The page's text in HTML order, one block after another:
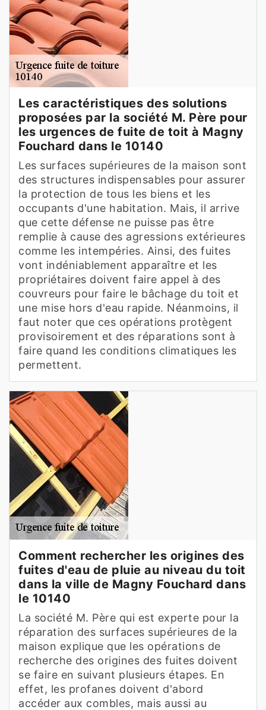
Les caractéristiques des solutions
proposées par la société M. Père pour
les urgences de fuite de toit à Magny
Fouchard dans le 10140
Les surfaces supérieures de la maison sont
des structures indispensables pour assurer
la protection de tous les biens et les
occupants d'une habitation. Mais, il arrive
que cette défense ne puisse pas être
remplie à cause des agressions extérieures
comme les intempéries. Ainsi, des fuites
vont indéniablement apparaître et les
propriétaires doivent faire appel à des
couvreurs pour faire le bâchage du toit et
une mise hors d'eau rapide. Néanmoins, il
faut noter que ces opérations protègent
provisoirement et des réparations sont à
faire quand les conditions climatiques les
permettent.
Comment rechercher les origines des
fuites d'eau de pluie au niveau du toit
dans la ville de Magny Fouchard dans
le 10140
La société M. Père qui est experte pour la
réparation des surfaces supérieures de la
maison explique que les opérations de
recherche des origines des fuites doivent
se faire en suivant plusieurs étapes. En
effet, les profanes doivent d'abord
accéder aux combles, mais aussi au